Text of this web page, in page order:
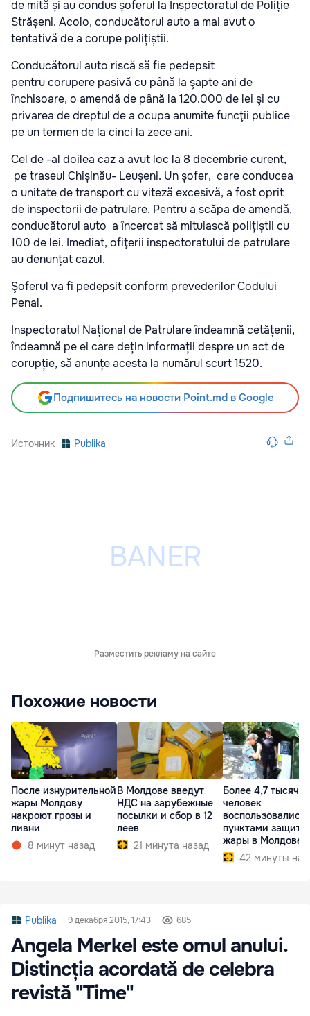
de mită și au condus șoferul la Inspectoratul de Poliție
Strășeni. Acolo, conducătorul auto a mai avut o
tentativă de a corupe polițiștii.
Conducătorul auto riscă să fie pedepsit
pentru corupere pasivă cu până la şapte ani de
închisoare, o amendă de până la 120.000 de lei şi cu
privarea de dreptul de a ocupa anumite funcţii publice
pe un termen de la cinci la zece ani.
Cel de -al doilea caz a avut loc la 8 decembrie curent,
pe traseul Chișinău- Leușeni. Un șofer, care conducea
o unitate de transport cu viteză excesivă, a fost oprit
de inspectorii de patrulare. Pentru a scăpa de amendă,
conducătorul auto a încercat să mituiască polițiștii cu
100 de lei. Imediat, ofiţerii inspectoratului de patrulare
au denunțat cazul.
Şoferul va fi pedepsit conform prevederilor Codului
Penal.
Inspectoratul Național de Patrulare îndeamnă cetățenii,
îndeamnă pe ei care dețin informații despre un act de
corupție, să anunțe acesta la numărul scurt 1520.
Подпишитесь на новости Point.md в Google
Источник Publika
Разместить рекламу на сайте
Похожие новости
После изнурительной
жары Молдову
накроют грозы и
ливни
8 минут назад
В Молдове введут
НДС на зарубежные
посылки и сбор в 12
леев
21 минута назад
Более 4,7 тысячи
человек
воспользовались
пунктами защиты
жары в Молдове
42 минуты
Publika 9 декабря 2015, 17:43 685
Angela Merkel este omul anului.
Distincția acordată de celebra
revistă "Time"